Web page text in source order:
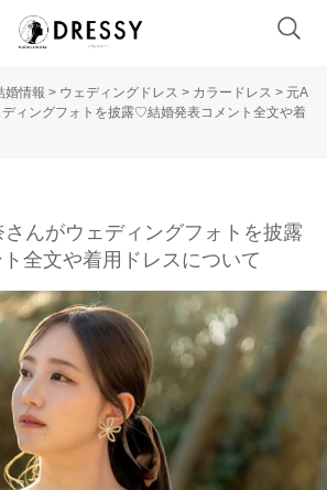
婚情報 > ウェディングドレス > カラードレス > 元A
ィングフォトを披露♡結婚発表コメント全文や着
んがウェディングフォトを披露
全文や着用ドレスについて